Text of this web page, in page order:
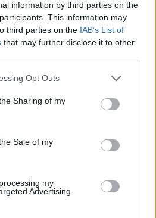
information by third parties on the
This information may
third parties on the IAB’s List of
that may further disclose it to other
Opt Outs
Sharing of my
Sale of my
my
Advertising.
Οι διεθνείς συνεργασίες που
τις προϋποθέσεις
να αποκτήσουν εκ νέου
χάρτη, μετατρέποντας έναν